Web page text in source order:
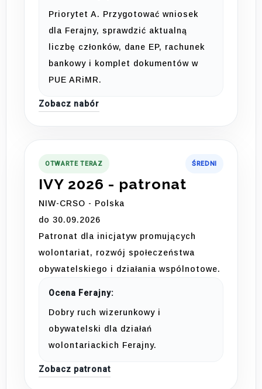
Priorytet A. Przygotować wniosek
dla Ferajny, sprawdzić aktualną
liczbę członków, dane EP, rachunek
bankowy i komplet dokumentów w
PUE ARiMR.
Zobacz nabór
OTWARTE TERAZ ŚREDNI
IVY 2026 - patronat
NIW-CRSO - Polska
do 30.09.2026
Patronat dla inicjatyw promujących
wolontariat, rozwój społeczeństwa
obywatelskiego i działania wspólnotowe.
Ocena Ferajny:
Dobry ruch wizerunkowy i
obywatelski dla działań
wolontariackich Ferajny.
Zobacz patronat